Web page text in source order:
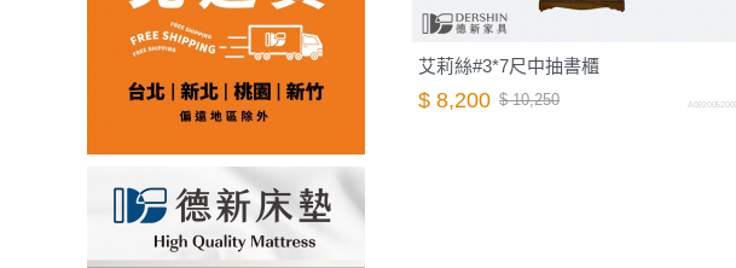
艾莉絲#3*7尺中抽書櫃
$ 8,200 $ 10,250 A0920052001